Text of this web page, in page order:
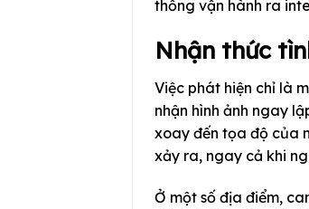
thống vận hành ra
Nhận thức
Việc phát hiện chỉ là
nhận hình ảnh ngay
xoay đến tọa độ của
xảy ra, ngay cả khi
Ở một số địa điểm,